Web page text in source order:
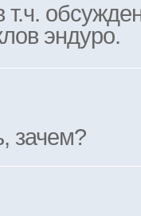
т.ч.
эндуро.
зачем?